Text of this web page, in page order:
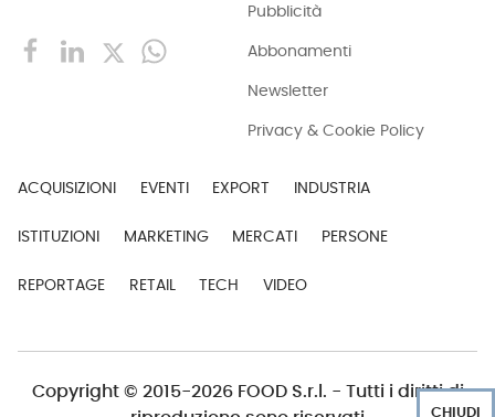
Pubblicità
Abbonamenti
Newsletter
Privacy & Cookie Policy
ACQUISIZIONI EVENTI EXPORT INDUSTRIA
ISTITUZIONI MARKETING MERCATI PERSONE
REPORTAGE RETAIL TECH VIDEO
Copyright © 2015-2026 FOOD S.r.l. - Tutti i diritti di
CHIUDI